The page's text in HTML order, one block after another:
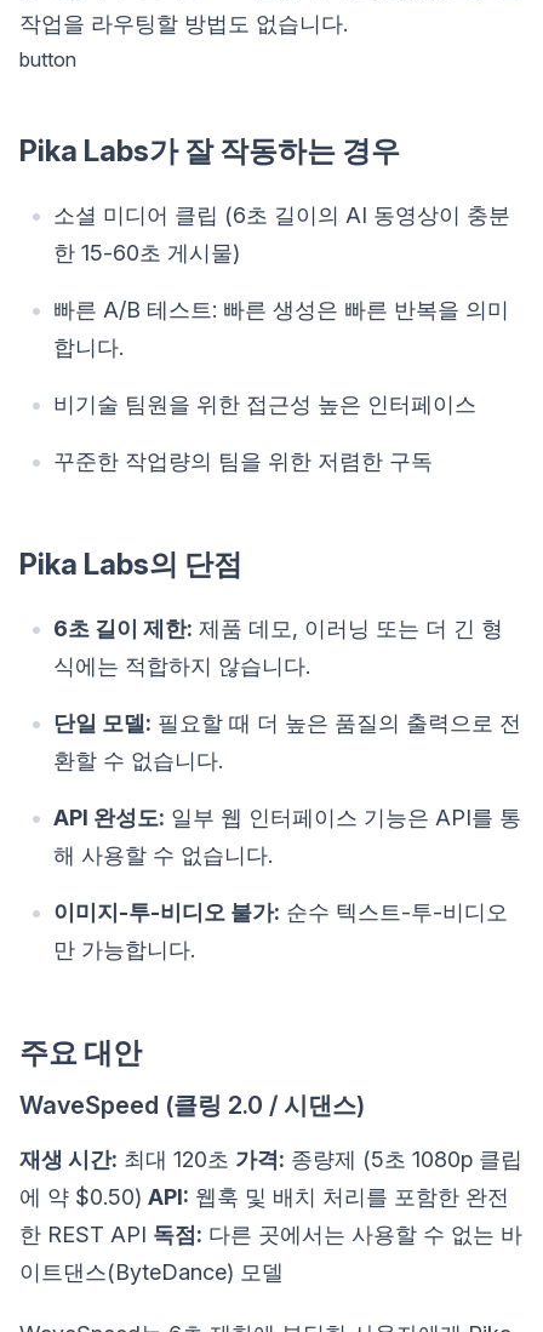
작업을 라우팅할 방법도 없습니다.
button
Pika Labs가 잘 작동하는 경우
소셜 미디어 클립 (6초 길이의 AI 동영상이 충분
한 15-60초 게시물)
빠른 A/B 테스트: 빠른 생성은 빠른 반복을 의미
합니다.
비기술 팀원을 위한 접근성 높은 인터페이스
꾸준한 작업량의 팀을 위한 저렴한 구독
Pika Labs의 단점
6초 길이 제한: 제품 데모, 이러닝 또는 더 긴 형
식에는 적합하지 않습니다.
단일 모델: 필요할 때 더 높은 품질의 출력으로 전
환할 수 없습니다.
API 완성도: 일부 웹 인터페이스 기능은 API를 통
해 사용할 수 없습니다.
이미지-투-비디오 불가: 순수 텍스트-투-비디오
만 가능합니다.
주요 대안
WaveSpeed (클링 2.0 / 시댄스)
재생 시간: 최대 120초 가격: 종량제 (5초 1080p 클립
에 약 $0.50) API: 웹훅 및 배치 처리를 포함한 완전
한 REST API 독점: 다른 곳에서는 사용할 수 없는 바
이트댄스(ByteDance) 모델